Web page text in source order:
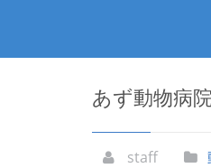
あず動物病
staff